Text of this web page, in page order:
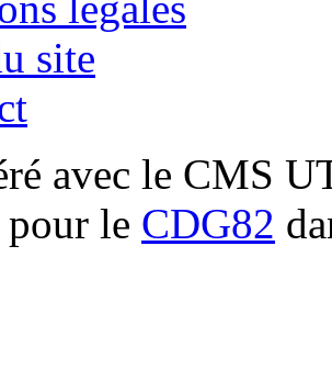
site
avec le CMS
pour le CDG82